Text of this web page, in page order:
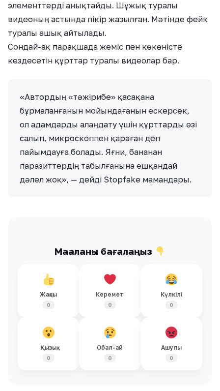
элементтерді анықтайды. Шұжық туралы
видеоның астында пікір жазылған. Мәтінде фейк
туралы ашық айтылады.
Сондай-ақ парақшада жеміс пен көкөністе
кездесетін құрттар туралы видеолар бар.
«Автордың «тәжірибе» қасақана
бұрмаланғанын мойындағанын ескерсек,
ол адамдарды алаңдату үшін құрттарды өзі
салып, микроскоппен қараған деп
пайымдауға болады. Яғни, бананан
паразиттердің табылғанына ешқандай
дәлел жоқ», — дейді Stopfake мамандары.
Мақаланы бағалаңыз
Жақсы
0
Керемет
0
Күлкілі
0
Қызық
0
Обал-ай
0
Ашулы
0